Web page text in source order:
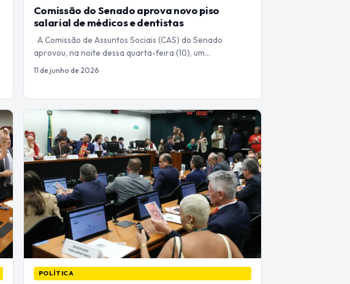
Comissão do Senado aprova novo piso
salarial de médicos e dentistas
A Comissão de Assuntos Sociais (CAS) do Senado
aprovou, na noite dessa quarta-feira (10), um…
11 de junho de 2026
POLÍTICA